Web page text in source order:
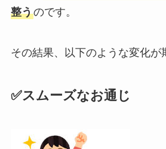
整うのです。
その結果、以下のような変化が
✅スムーズなお通じ